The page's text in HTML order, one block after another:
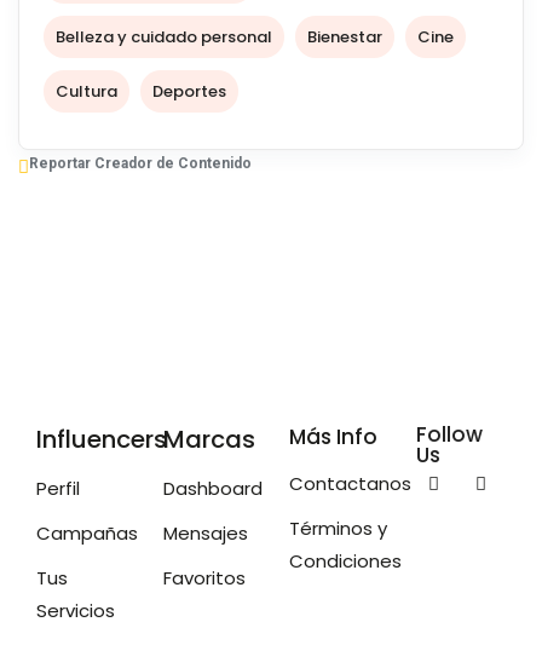
Belleza y cuidado personal Bienestar Cine
Cultura Deportes
Reportar Creador de Contenido
Influencers
Perfil
Campañas
Tus
Servicios
Marcas
Dashboard
Mensajes
Favoritos
Más Info
Contactanos
Términos y
Condiciones
Follow
Us